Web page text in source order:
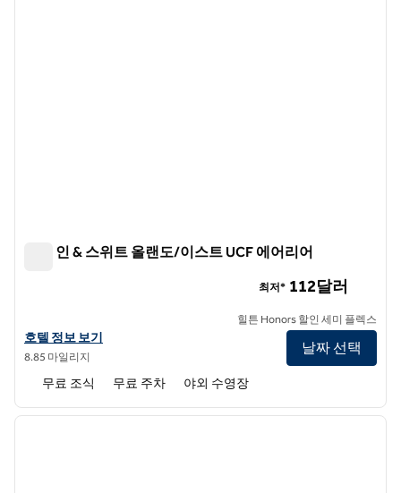
햄튼 인 & 스위트 올랜도/이스트 UCF 에어리어
햄튼 인 & 스위트 올랜도/이스트 UCF 에어리어의 호텔 정보 보기
호텔 정보 보기
8.85 마일리지
최저* 112달러
힐튼 Honors 할인 세미 플렉스
날짜 선택
무료 조식 무료 주차 야외 수영장
1/12
다음